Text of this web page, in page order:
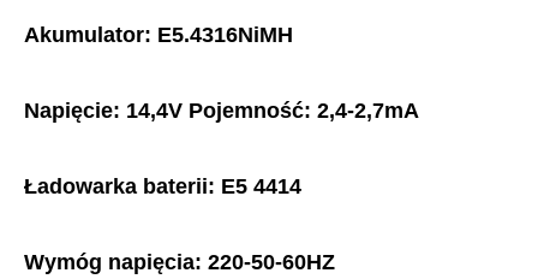
Akumulator: E5.4316NiMH
Napięcie: 14,4V Pojemność: 2,4-2,7mA
Ładowarka baterii: E5 4414
Wymóg napięcia: 220-50-60HZ